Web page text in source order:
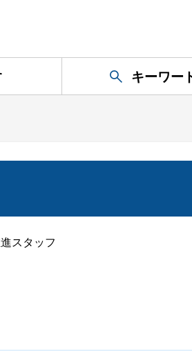
キーワー
スタッフ